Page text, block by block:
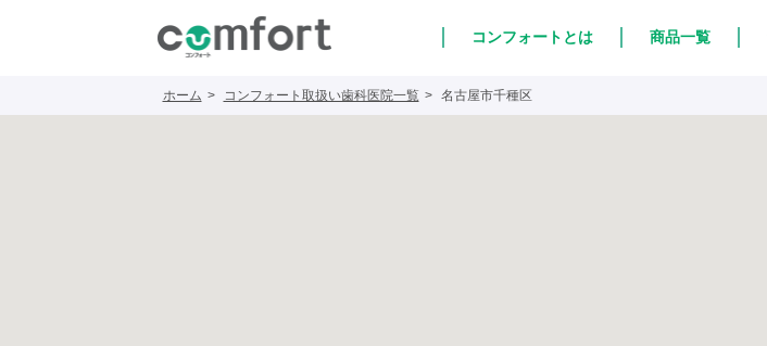
コンフォートとは 商品一覧
ホーム コンフォート取扱い歯科医院一覧 名古屋市千種区